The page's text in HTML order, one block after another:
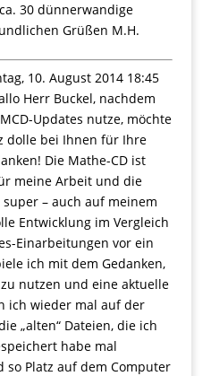
30 dünnerwandige
Grüßen M.H.
10. August 2014 18:45
Herr Buckel, nachdem
Updates nutze, möchte
dolle bei Ihnen für Ihre
Die Mathe-CD ist
meine Arbeit und die
– auch auf meinem
Entwicklung im Vergleich
Einarbeitungen vor ein
ich mit dem Gedanken,
nutzen und eine aktuelle
ich wieder mal auf der
„alten“ Dateien, die ich
habe mal
Platz auf dem Computer